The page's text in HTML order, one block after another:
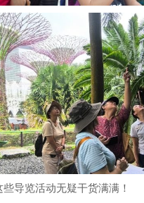
些导览活动无疑干货满满！